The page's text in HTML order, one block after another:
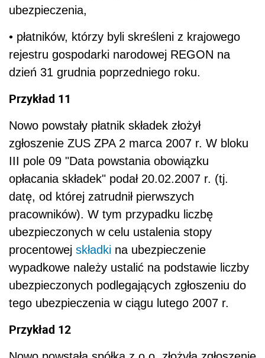
ubezpieczenia,
• płatników, którzy byli skreśleni z krajowego
rejestru gospodarki narodowej REGON na
dzień 31 grudnia poprzedniego roku.
Przykład 11
Nowo powstały płatnik składek złożył
zgłoszenie ZUS ZPA 2 marca 2007 r. W bloku
III pole 09 "Data powstania obowiązku
opłacania składek" podał 20.02.2007 r. (tj.
datę, od której zatrudnił pierwszych
pracowników). W tym przypadku liczbę
ubezpieczonych w celu ustalenia stopy
procentowej składki na ubezpieczenie
wypadkowe należy ustalić na podstawie liczby
ubezpieczonych podlegających zgłoszeniu do
tego ubezpieczenia w ciągu lutego 2007 r.
Przykład 12